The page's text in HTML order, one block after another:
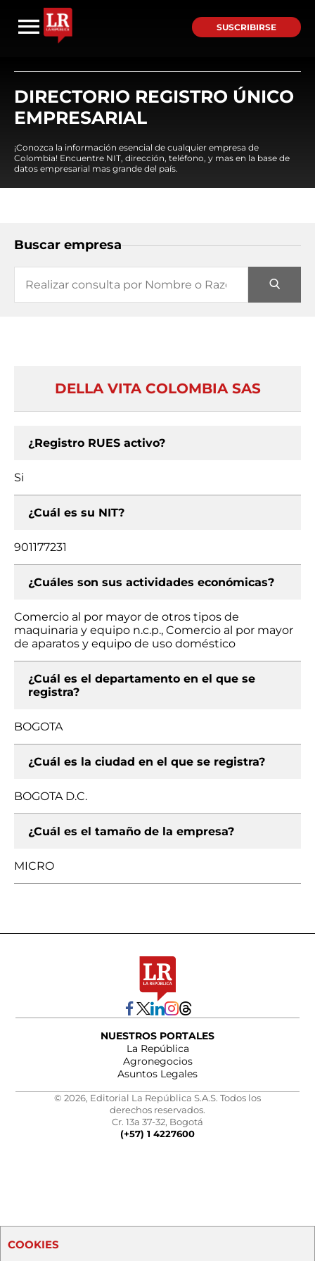
SUSCRIBIRSE
DIRECTORIO REGISTRO ÚNICO
EMPRESARIAL
¡Conozca la información esencial de cualquier empresa de
Colombia! Encuentre NIT, dirección, teléfono, y mas en la base de
datos empresarial mas grande del país.
Buscar empresa
DELLA VITA COLOMBIA SAS
¿Registro RUES activo?
Si
¿Cuál es su NIT?
901177231
¿Cuáles son sus actividades económicas?
Comercio al por mayor de otros tipos de
maquinaria y equipo n.c.p., Comercio al por mayor
de aparatos y equipo de uso doméstico
¿Cuál es el departamento en el que se
registra?
BOGOTA
¿Cuál es la ciudad en el que se registra?
BOGOTA D.C.
¿Cuál es el tamaño de la empresa?
MICRO
NUESTROS PORTALES
La República
Agronegocios
Asuntos Legales
© 2026, Editorial La República S.A.S. Todos los
derechos reservados.
Cr. 13a 37-32, Bogotá
(+57) 1 4227600
COOKIES